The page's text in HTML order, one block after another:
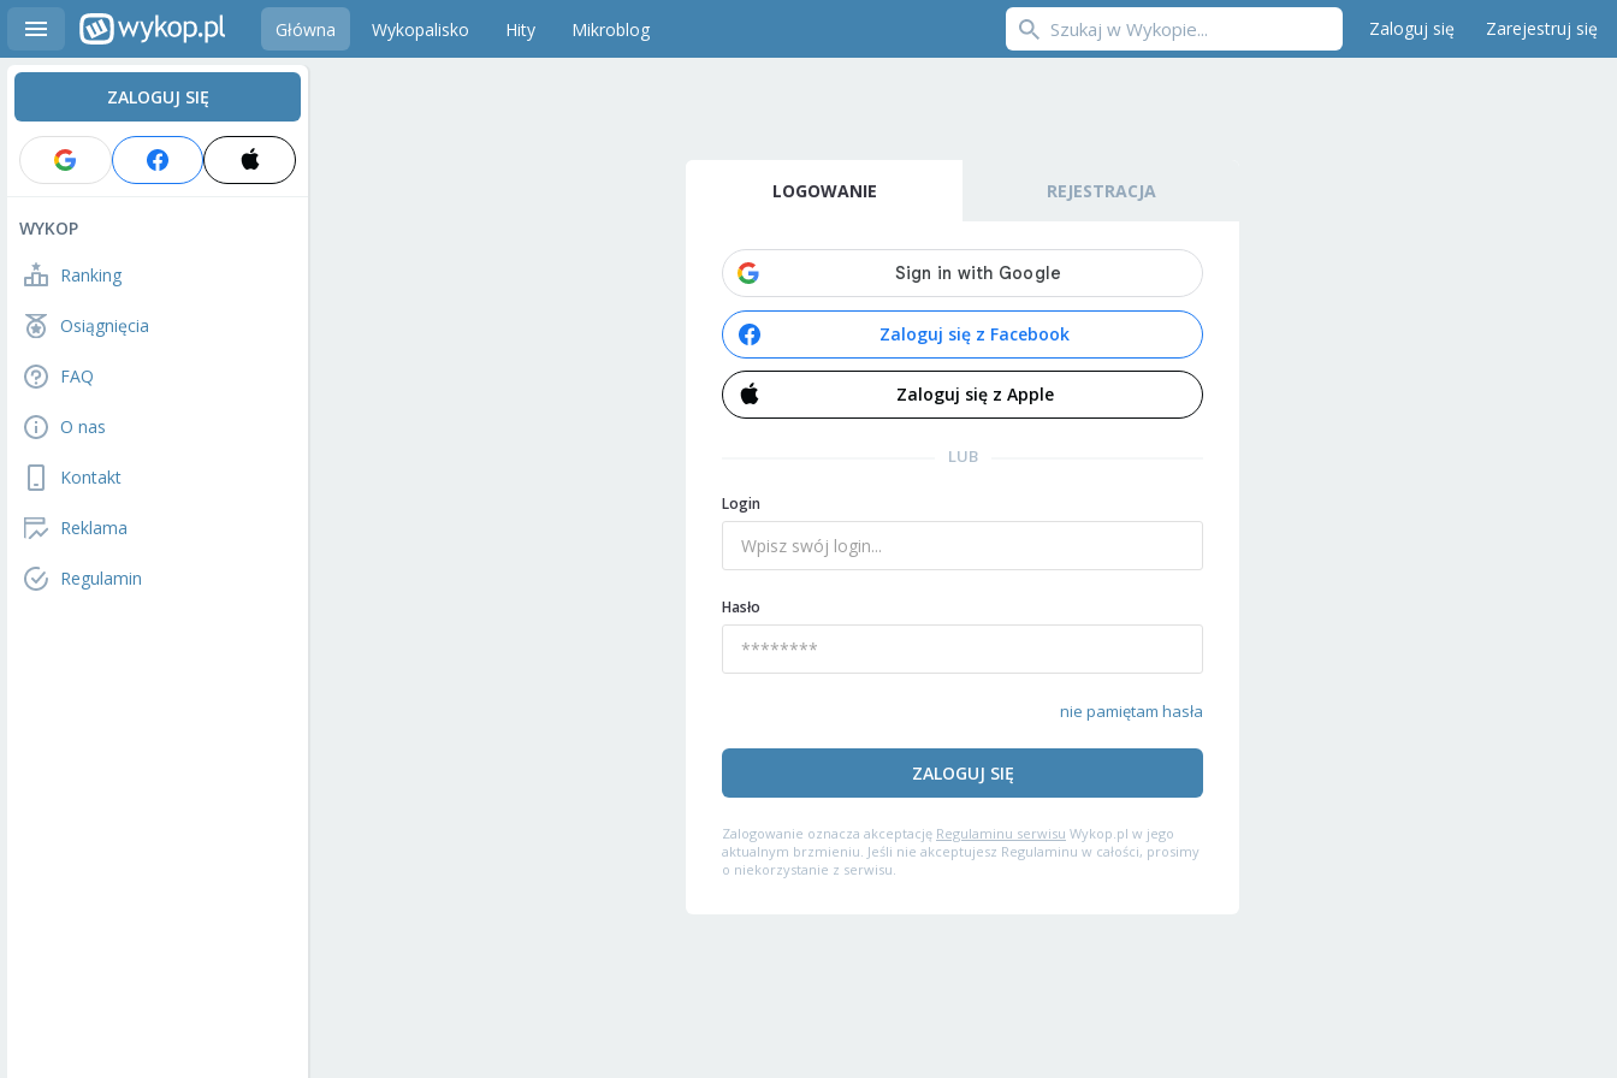
Główna Wykopalisko Hity Mikroblog Zaloguj się Zarejestruj się
ZALOGUJ SIĘ
WYKOP
Ranking
Osiągnięcia
FAQ
O nas
Kontakt
Reklama
Regulamin
LOGOWANIE REJESTRACJA
Zaloguj się z Facebook
Zaloguj się z Apple
LUB
Login
Hasło
nie pamiętam hasła
ZALOGUJ SIĘ
Zalogowanie oznacza akceptację Regulaminu serwisu Wykop.pl w jego
aktualnym brzmieniu. Jeśli nie akceptujesz Regulaminu w całości, prosimy
o niekorzystanie z serwisu.